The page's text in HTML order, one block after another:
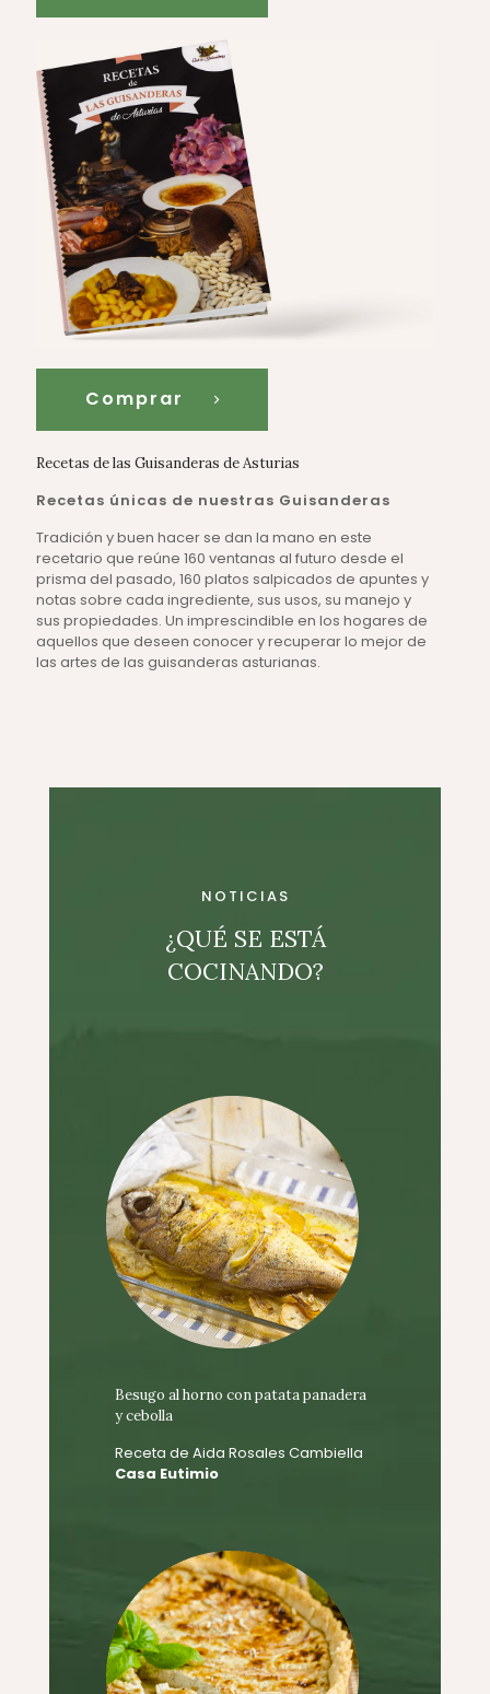
Comprar
Recetas de las Guisanderas de Asturias
Recetas únicas de nuestras Guisanderas
Tradición y buen hacer se dan la mano en este
recetario que reúne 160 ventanas al futuro desde el
prisma del pasado, 160 platos salpicados de apuntes y
notas sobre cada ingrediente, sus usos, su manejo y
sus propiedades. Un imprescindible en los hogares de
aquellos que deseen conocer y recuperar lo mejor de
las artes de las guisanderas asturianas.
NOTICIAS
¿QUÉ SE ESTÁ
COCINANDO?
Besugo al horno con patata panadera
y cebolla
Receta de Aida Rosales Cambiella
Casa Eutimio